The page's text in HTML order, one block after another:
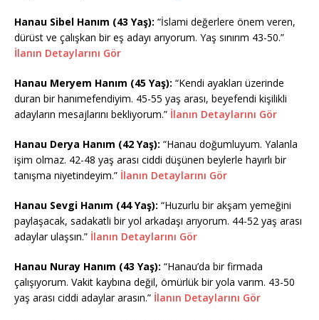
Hanau Sibel Hanım (43 Yaş): “İslami değerlere önem veren,
dürüst ve çalışkan bir eş adayı arıyorum. Yaş sınırım 43-50.”
İlanın Detaylarını Gör
Hanau Meryem Hanım (45 Yaş): “Kendi ayakları üzerinde
duran bir hanımefendiyim. 45-55 yaş arası, beyefendi kişilikli
adayların mesajlarını bekliyorum.” İlanın Detaylarını Gör
Hanau Derya Hanım (42 Yaş): “Hanau doğumluyum. Yalanla
işim olmaz. 42-48 yaş arası ciddi düşünen beylerle hayırlı bir
tanışma niyetindeyim.” İlanın Detaylarını Gör
Hanau Sevgi Hanım (44 Yaş): “Huzurlu bir akşam yemeğini
paylaşacak, sadakatli bir yol arkadaşı arıyorum. 44-52 yaş arası
adaylar ulaşsın.” İlanın Detaylarını Gör
Hanau Nuray Hanım (43 Yaş): “Hanau’da bir firmada
çalışıyorum. Vakit kaybına değil, ömürlük bir yola varım. 43-50
yaş arası ciddi adaylar arasın.” İlanın Detaylarını Gör